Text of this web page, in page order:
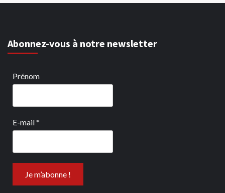
Abonnez-vous à notre newsletter
Prénom
E-mail*